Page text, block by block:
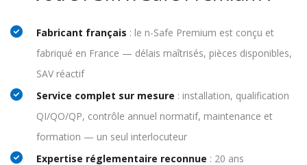
Fabricant français : le n-Safe Premium est conçu et
fabriqué en France — délais maîtrisés, pièces disponibles,
SAV réactif
Service complet sur mesure : installation, qualification
QI/QO/QP, contrôle annuel normatif, maintenance et
formation — un seul interlocuteur
Expertise réglementaire reconnue : 20 ans